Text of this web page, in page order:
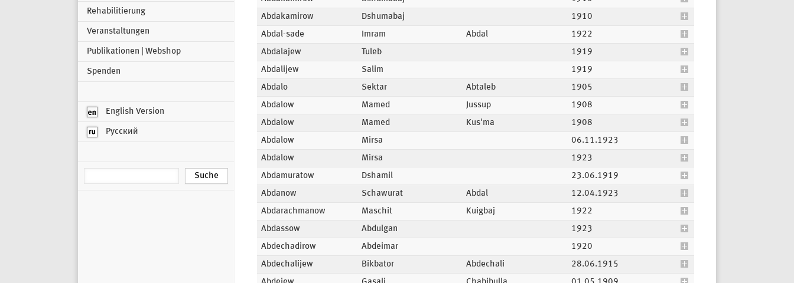
Rehabilitierung
Veranstaltungen
Publikationen | Webshop
Spenden
English Version
Русский
Abdakamirow
Dshumabaj
1910
Abdal-sade
Imram Abdal
1922
Abdalajew
Tuleb
1919
Abdalijew
Salim
1919
Abdalo
Sektar Abtaleb
1905
Abdalow
Mamed Jussup
1908
Abdalow
Mamed Kus'ma
1908
Abdalow
Mirsa
06.11.1923
Abdalow
Mirsa
1923
Abdamuratow
Dshamil
23.06.1919
Abdanow
Schawurat Abdal
12.04.1923
Abdarachmanow
Maschit Kuigbaj
1922
Abdassow
Abdulgan
1923
Abdechadirow
Abdeimar
1920
Abdechalijew
Bikbator Abdechali
28.06.1915